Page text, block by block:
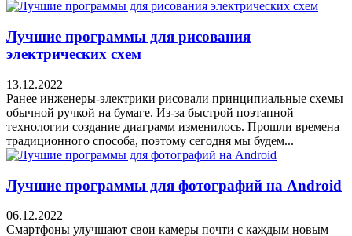
Лучшие программы для рисования
электрических схем
13.12.2022
Ранее инженеры-электрики рисовали принципиальные схемы
обычной ручкой на бумаге. Из-за быстрой поэтапной
технологии создание диаграмм изменилось. Прошли времена
традиционного способа, поэтому сегодня мы будем...
Лучшие программы для фотографий на Android
06.12.2022
Смартфоны улучшают свои камеры почти с каждым новым